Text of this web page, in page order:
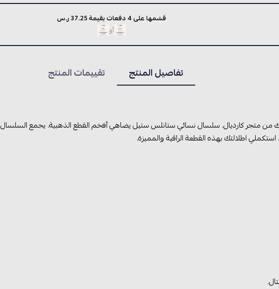
قسّمها على 4 دفعات بقيمة 37.25 ر.س
أو
تفاصيل المنتج تقييمات المنتج
متجر كارديال. سلسال نسائي ستانلس ستيل يضاهي أفخم القطع الذهبية. يجمع السلسال
اطلالتك بهذه القطعة الراقية والمميزة.